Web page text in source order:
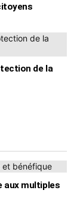
de la
aux multiples